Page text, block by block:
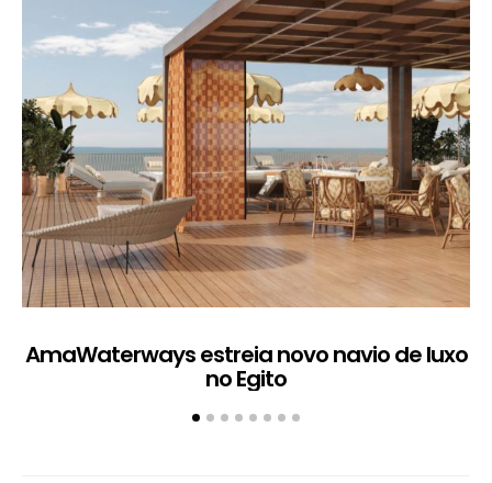
AmaWaterways estreia novo navio de luxo
no Egito